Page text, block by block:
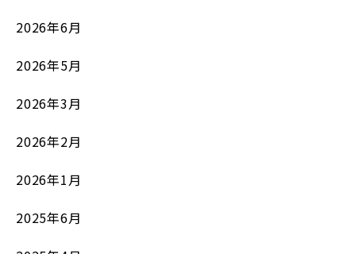
2026年6月
2026年5月
2026年3月
2026年2月
2026年1月
2025年6月